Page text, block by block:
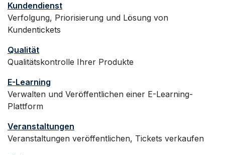
Kundendienst
Verfolgung, Priorisierung und Lösung von
Kundentickets
Qualität
Qualitätskontrolle Ihrer Produkte
E-Learning
Verwalten und Veröffentlichen einer E-Learning-
Plattform
Veranstaltungen
Veranstaltungen veröffentlichen, Tickets verkaufen